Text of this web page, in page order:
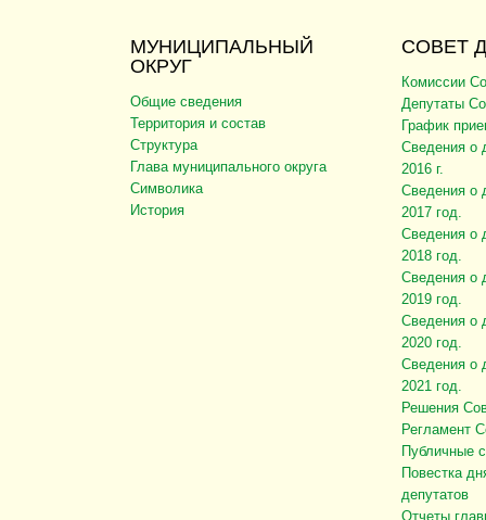
МУНИЦИПАЛЬНЫЙ
ОКРУГ
Общие сведения
Территория и состав
Структура
Глава муниципального округа
Символика
История
СОВЕТ
Комиссии
Депутаты
График
Сведения о
2016 г.
Сведения о
2017 год.
Сведения о
2018 год.
Сведения о
2019 год.
Сведения о
2020 год.
Сведения о
2021 год.
Решения
Регламент
Публичные
Повестка
депутатов
Отчеты